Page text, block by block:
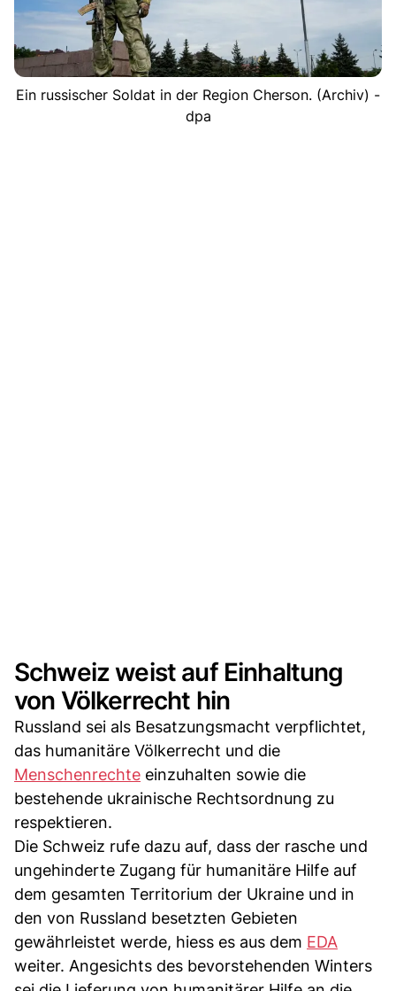
Ein russischer Soldat in der Region Cherson. (Archiv) -
dpa
Schweiz weist auf Einhaltung
von Völkerrecht hin
Russland sei als Besatzungsmacht verpflichtet,
das humanitäre Völkerrecht und die
Menschenrechte einzuhalten sowie die
bestehende ukrainische Rechtsordnung zu
respektieren.
Die Schweiz rufe dazu auf, dass der rasche und
ungehinderte Zugang für humanitäre Hilfe auf
dem gesamten Territorium der Ukraine und in
den von Russland besetzten Gebieten
gewährleistet werde, hiess es aus dem EDA
weiter. Angesichts des bevorstehenden Winters